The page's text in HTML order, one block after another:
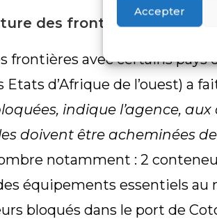
Accepter
des frontières avec les
frontières avec certains pays
d’Afrique de l’ouest) a
indique l’agence,
doivent être acheminées
notamment : 2
équipements essentiels au
bloqués dans le port de